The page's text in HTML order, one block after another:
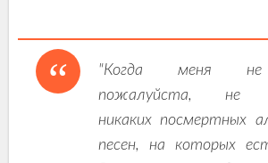
"Когда меня не
пожалуйста, не
никаких посмертных
песен, на которых